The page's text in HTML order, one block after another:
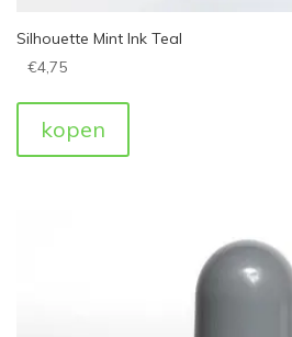
Silhouette Mint Ink Teal
€4,75
kopen